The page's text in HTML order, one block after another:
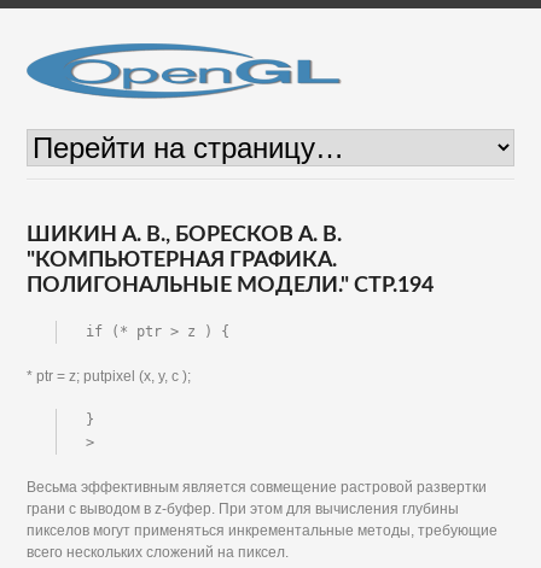
ШИКИН А. В., БОРЕСКОВ А. В.
"КОМПЬЮТЕРНАЯ ГРАФИКА.
ПОЛИГОНАЛЬНЫЕ МОДЕЛИ." СТР.194
if (* ptr > z ) {
* ptr = z; putpixel (x, у, с );
}
>
Весьма эффективным является совмещение растровой развертки
грани с выводом в z-буфер. При этом для вычисления глубины
пикселов могут применяться инкрементальные методы, требующие
всего нескольких сложений на пиксел.